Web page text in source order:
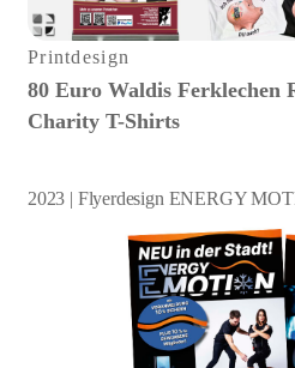
Printdesign
80 Euro Waldis Ferklechen
Charity T-Shirts
2023 | Flyerdesign ENERGY